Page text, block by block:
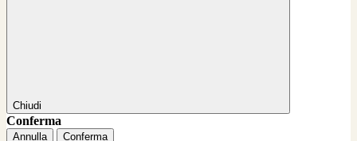
Chiudi
Conferma
Annulla Conferma